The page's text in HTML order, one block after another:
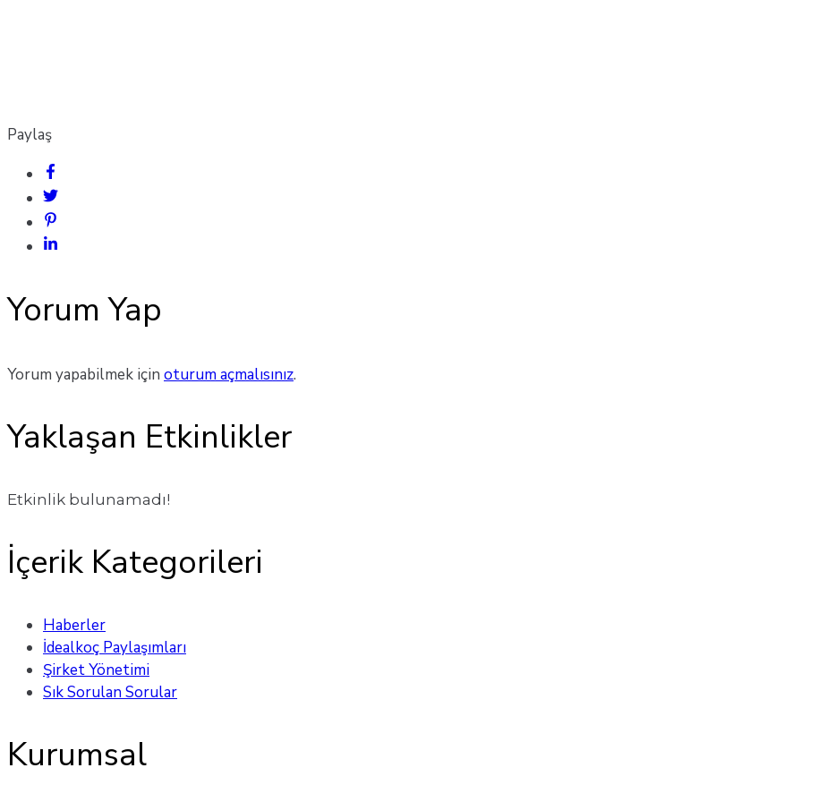
Paylaş
Yorum Yap
Yorum yapabilmek için oturum açmalısınız.
Yaklaşan Etkinlikler
Etkinlik bulunamadı!
İçerik Kategorileri
Haberler
İdealkoç Paylaşımları
Şirket Yönetimi
Sık Sorulan Sorular
Kurumsal